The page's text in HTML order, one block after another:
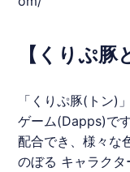
【くりぷ豚
「くりぷ豚(トン)
ゲーム(Dapps)で
配合でき、様々な
のぼる キャラク